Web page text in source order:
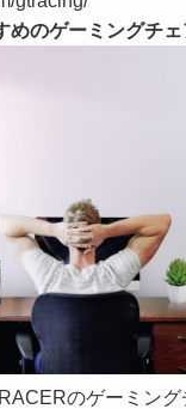
めのゲーミングチ
のゲーミング